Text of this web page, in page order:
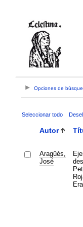
Opciones de
Seleccionar todo
Autor
Aragüés,
José